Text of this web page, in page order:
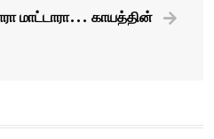
மாட்டாரா... காயத்தின்